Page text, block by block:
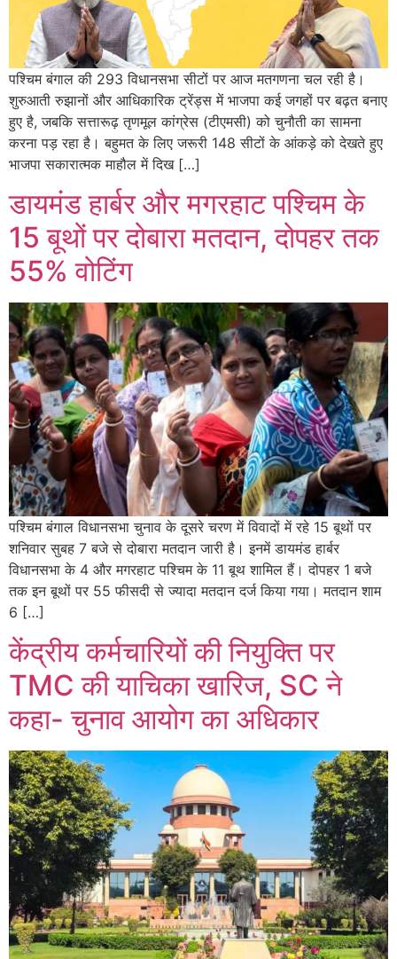
पश्चिम बंगाल की 293 विधानसभा सीटों पर आज मतगणना चल रही है।
शुरुआती रुझानों और आधिकारिक ट्रेंड्स में भाजपा कई जगहों पर बढ़त बनाए
हुए है, जबकि सत्तारूढ़ तृणमूल कांग्रेस (टीएमसी) को चुनौती का सामना
करना पड़ रहा है। बहुमत के लिए जरूरी 148 सीटों के आंकड़े को देखते हुए
भाजपा सकारात्मक माहौल में दिख […]
डायमंड हार्बर और मगरहाट पश्चिम के
15 बूथों पर दोबारा मतदान, दोपहर तक
55% वोटिंग
पश्चिम बंगाल विधानसभा चुनाव के दूसरे चरण में विवादों में रहे 15 बूथों पर
शनिवार सुबह 7 बजे से दोबारा मतदान जारी है। इनमें डायमंड हार्बर
विधानसभा के 4 और मगरहाट पश्चिम के 11 बूथ शामिल हैं। दोपहर 1 बजे
तक इन बूथों पर 55 फीसदी से ज्यादा मतदान दर्ज किया गया। मतदान शाम
6 […]
केंद्रीय कर्मचारियों की नियुक्ति पर
TMC की याचिका खारिज, SC ने
कहा- चुनाव आयोग का अधिकार